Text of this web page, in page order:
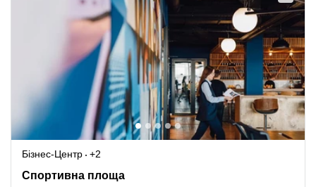
Бізнес-Центр
+2
Sportyvna Square 1, Печерський район
Спортивна площа